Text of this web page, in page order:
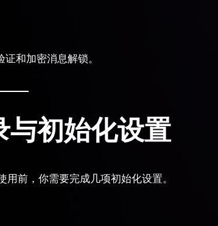
和加密消息解锁。
与初始化设置
前，你需要完成几项初始化设置。